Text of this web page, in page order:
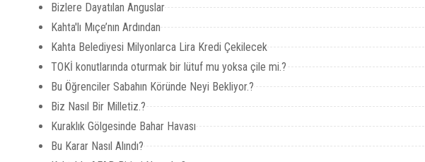
Bizlere Dayatılan Anguslar
Kahta'lı Mıçe’nın Ardından
Kahta Belediyesi Milyonlarca Lira Kredi Çekilecek
TOKİ konutlarında oturmak bir lütuf mu yoksa çile mi.?
Bu Öğrenciler Sabahın Köründe Neyi Bekliyor.?
Biz Nasıl Bir Milletiz.?
Kuraklık Gölgesinde Bahar Havası
Bu Karar Nasıl Alındı?